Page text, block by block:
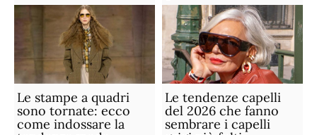
Le stampe a quadri
sono tornate: ecco
come indossare la
Le tendenze capelli
del 2026 che fanno
sembrare i capelli